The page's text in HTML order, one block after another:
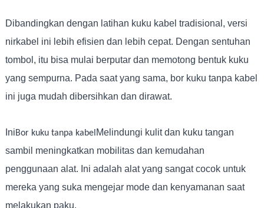
Dibandingkan dengan latihan kuku kabel tradisional, versi
nirkabel ini lebih efisien dan lebih cepat. Dengan sentuhan
tombol, itu bisa mulai berputar dan memotong bentuk kuku
yang sempurna. Pada saat yang sama, bor kuku tanpa kabel
ini juga mudah dibersihkan dan dirawat.
IniBor kuku tanpa kabel Melindungi kulit dan kuku tangan
sambil meningkatkan mobilitas dan kemudahan
penggunaan alat. Ini adalah alat yang sangat cocok untuk
mereka yang suka mengejar mode dan kenyamanan saat
melakukan paku.